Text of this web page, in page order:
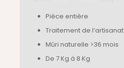
Pièce entière
Traitement de l’artisanat
Mûri naturelle >36 mois
De 7 Kg à 8 Kg